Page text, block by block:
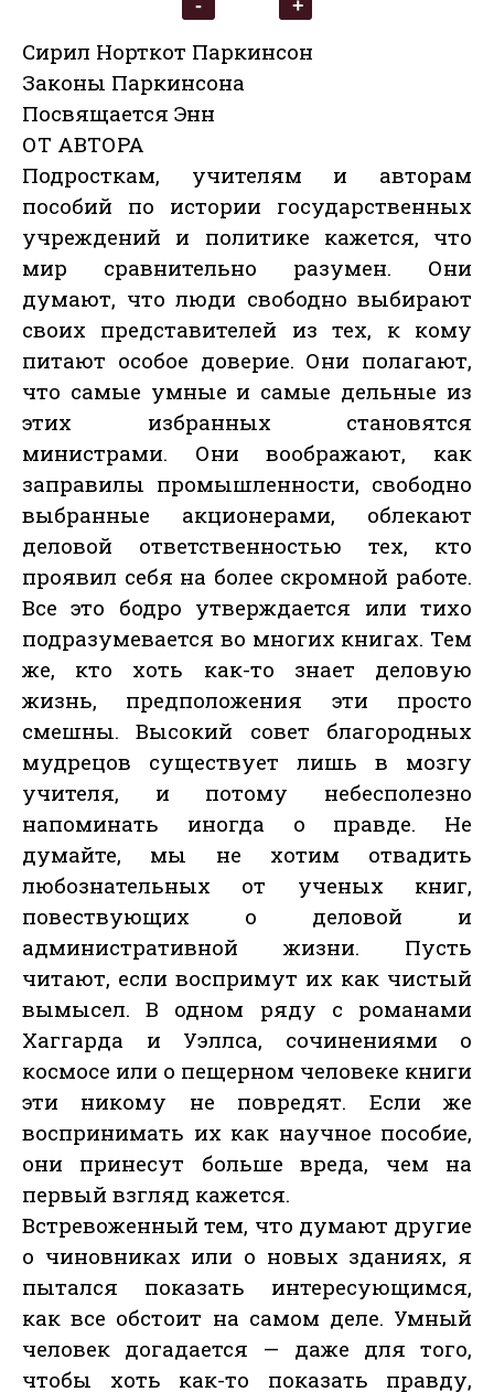
Сирил Норткот Паркинсон
Законы Паркинсона
Посвящается Энн
ОТ АВТОРА
Подросткам, учителям и авторам
пособий по истории государственных
учреждений и политике кажется, что
мир сравнительно разумен. Они
думают, что люди свободно выбирают
своих представителей из тех, к кому
питают особое доверие. Они полагают,
что самые умные и самые дельные из
этих избранных становятся
министрами. Они воображают, как
заправилы промышленности, свободно
выбранные акционерами, облекают
деловой ответственностью тех, кто
проявил себя на более скромной работе.
Все это бодро утверждается или тихо
подразумевается во многих книгах. Тем
же, кто хоть как-то знает деловую
жизнь, предположения эти просто
смешны. Высокий совет благородных
мудрецов существует лишь в мозгу
учителя, и потому небесполезно
напоминать иногда о правде. Не
думайте, мы не хотим отвадить
любознательных от ученых книг,
повествующих о деловой и
административной жизни. Пусть
читают, если воспримут их как чистый
вымысел. В одном ряду с романами
Хаггарда и Уэллса, сочинениями о
космосе или о пещерном человеке книги
эти никому не повредят. Если же
воспринимать их как научное пособие,
они принесут больше вреда, чем на
первый взгляд кажется.
Встревоженный тем, что думают другие
о чиновниках или о новых зданиях, я
пытался показать интересующимся,
как все обстоит на самом деле. Умный
человек догадается — даже для того,
чтобы хоть как-то показать правду,